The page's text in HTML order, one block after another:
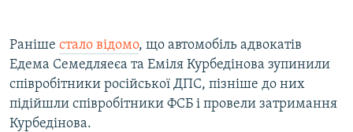
Раніше стало відомо, що автомобіль адвокатів
Едема Семедляеєа та Еміля Курбедінова зупинили
співробітники російської ДПС, пізніше до них
підійшли співробітники ФСБ і провели затримання
Курбедінова.